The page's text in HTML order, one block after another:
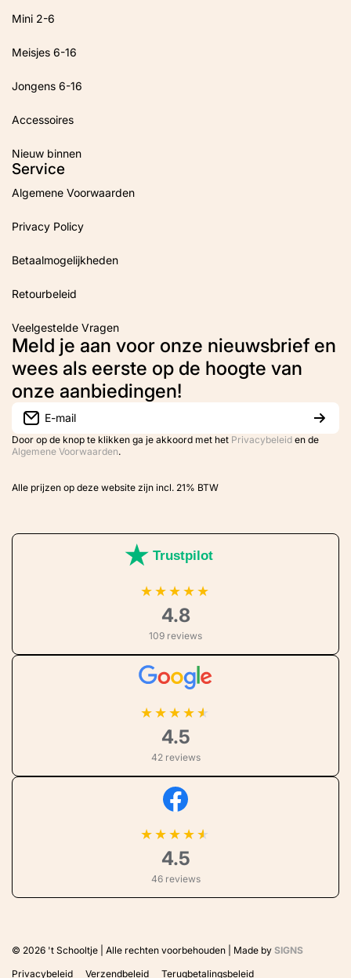
Mini 2-6
Meisjes 6-16
Jongens 6-16
Accessoires
Nieuw binnen
Service
Algemene Voorwaarden
Privacy Policy
Betaalmogelijkheden
Retourbeleid
Veelgestelde Vragen
Meld je aan voor onze nieuwsbrief en
wees als eerste op de hoogte van
onze aanbiedingen!
E-mail
Door op de knop te klikken ga je akkoord met het Privacybeleid en de
Algemene Voorwaarden.
Alle prijzen op deze website zijn incl. 21% BTW
Trustpilot
★★★★★
4.8
109 reviews
★★★★
4.5
42 reviews
★★★★
4.5
46 reviews
© 2026 't Schooltje | Alle rechten voorbehouden | Made by SIGNS
Privacybeleid
Verzendbeleid Terugbetalingsbeleid